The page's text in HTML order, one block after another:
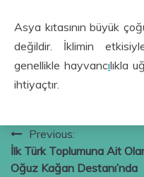
Asya kıtasının büyük
değildir. İklimin
genellikle hayvancılıkla
ihtiyaçtır.
Yazı
gezinmesi
Previous:
İlk Türk Toplumuna Ait
Oğuz Kağan Destanı’nda